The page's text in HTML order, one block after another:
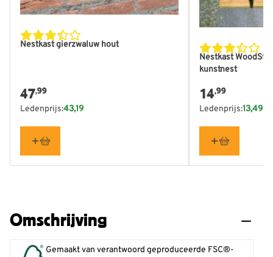
Nestkast gierzwaluw hout
47,99
Ledenprijs:43,19
Nestkast
kunstnest
14,99
Ledenprijs:13,49
Omschrijving
Gemaakt van verantwoord geproduceerde FSC®-